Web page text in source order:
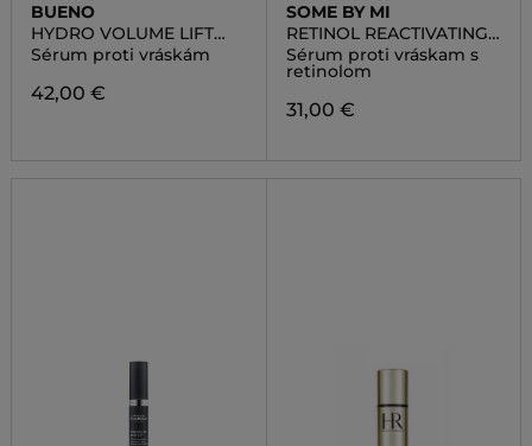
BUENO
HYDRO VOLUME LIFT
SERUM
Sérum proti vráskám
42,00 €
SOME BY MI
RETINOL REACTIVATING
SERUM
Sérum proti vráskam s
retinolom
31,00 €